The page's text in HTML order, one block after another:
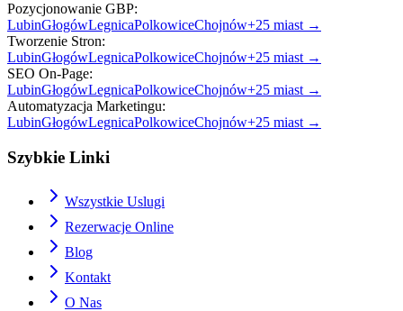
Pozycjonowanie GBP:
LubinGłogówLegnicaPolkowiceChojnów+25 miast →
Tworzenie Stron:
LubinGłogówLegnicaPolkowiceChojnów+25 miast →
SEO On-Page:
LubinGłogówLegnicaPolkowiceChojnów+25 miast →
Automatyzacja Marketingu:
LubinGłogówLegnicaPolkowiceChojnów+25 miast →
Szybkie Linki
Wszystkie Uslugi
Rezerwacje Online
Blog
Kontakt
O Nas